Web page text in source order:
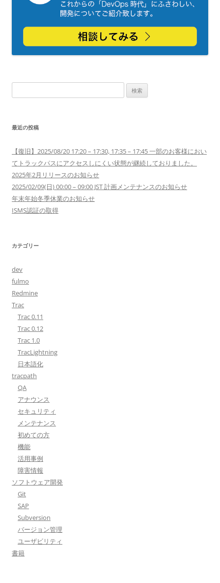
索:
最近の投稿
【復旧】2025/08/20 17:20 – 17:30, 17:35 – 17:45 一部のお客様におい
てトラックパスにアクセスしにくい状態が継続しておりました。
2025年2月リリースのお知らせ
2025/02/09(日) 00:00 – 09:00 JST 計画メンテナンスのお知らせ
年末年始冬季休業のお知らせ
ISMS認証の取得
カテゴリー
dev
fulmo
Redmine
Trac
Trac 0.11
Trac 0.12
Trac 1.0
TracLightning
日本語化
tracpath
QA
アナウンス
セキュリティ
メンテナンス
初めての方
機能
活用事例
障害情報
ソフトウェア開発
Git
SAP
Subversion
バージョン管理
ユーザビリティ
書籍